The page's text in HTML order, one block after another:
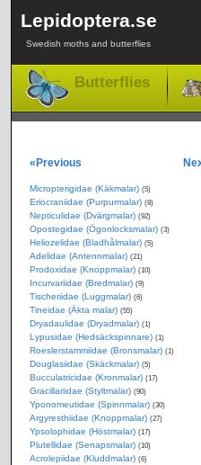
Lepidoptera.se
Swedish moths and butterflies
Butterflies
«Previous
Micropterigidae (Käkmalar) (5)
Eriocraniidae (Purpurmalar) (8)
Nepticulidae (Dvärgmalar) (92)
Opostegidae (Ögonlocksmalar) (3)
Heliozelidae (Bladhålmalar) (5)
Adelidae (Antennmalar) (21)
Prodoxidae (Knoppmalar) (10)
Incurvariidae (Bredmalar) (9)
Tischeriidae (Luggmalar) (6)
Tineidae (Äkta malar) (55)
Dryadaulidae (Dryadmalar) (1)
Lypusidae (Hedsäckspinnare) (1)
Roeslerstammiidae (Bronsmalar) (1)
Douglasiidae (Skäckmalar) (5)
Bucculatricidae (Kronmalar) (17)
Gracillariidae (Styltmalar) (90)
Yponomeutidae (Spinnmalar) (30)
Argyresthiidae (Knoppmalar) (27)
Ypsolophidae (Höstmalar) (17)
Plutellidae (Senapsmalar) (10)
Acrolepiidae (Kluddmalar) (6)